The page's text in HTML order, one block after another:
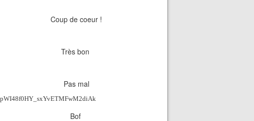
Coup de coeur !
Très bon
Pas mal
Bof